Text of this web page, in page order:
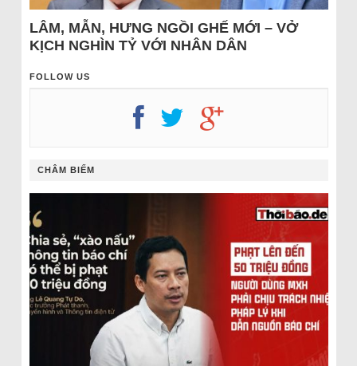
LÂM, MẪN, HƯNG NGỒI GHẾ MỚI – VỞ
KỊCH NGHÌN TỶ VỚI NHÂN DÂN
FOLLOW US
CHÂM BIẾM